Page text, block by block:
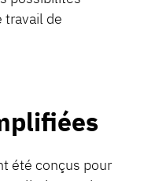
travail de
été conçus pour